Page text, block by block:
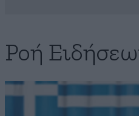
Ροή